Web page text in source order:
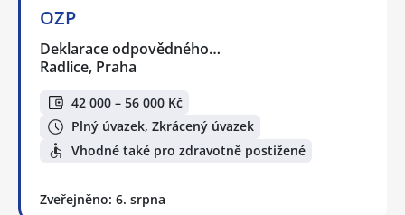
OZP
Deklarace odpovědného…
Radlice, Praha
42 000 – 56 000 Kč
Plný úvazek, Zkrácený úvazek
Vhodné také pro zdravotně postižené
Zveřejněno: 6. srpna